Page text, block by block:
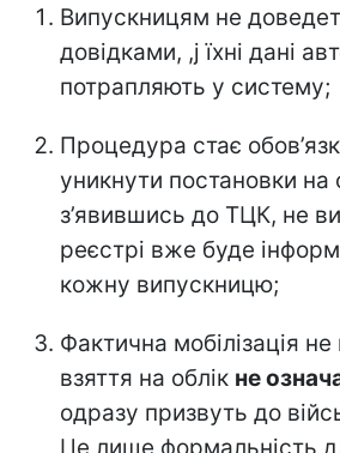
Випускницям не
довідками, ,j їхні дані
потрапляють у систему;
Процедура стає
уникнути постановки на
з’явившись до ТЦК, не
реєстрі вже буде
кожну випускницю;
Фактична мобілізація
взяття на облік не
одразу призвуть до
Це лише формальність